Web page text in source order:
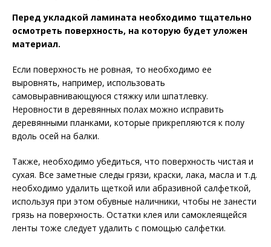
Перед укладкой ламината необходимо тщательно
осмотреть поверхность, на которую будет уложен
материал.
Если поверхность не ровная, то необходимо ее
выровнять, например, использовать
самовыравнивающуюся стяжку или шпатлевку.
Неровности в деревянных полах можно исправить
деревянными планками, которые прикрепляются к полу
вдоль осей на балки.
Также, необходимо убедиться, что поверхность чистая и
сухая. Все заметные следы грязи, краски, лака, масла и т.д.
необходимо удалить щеткой или абразивной салфеткой,
используя при этом обувные наличники, чтобы не занести
грязь на поверхность. Остатки клея или самоклеящейся
ленты тоже следует удалить с помощью салфетки.